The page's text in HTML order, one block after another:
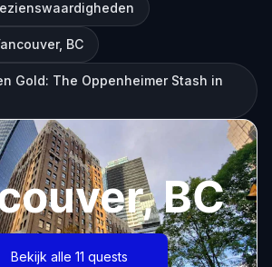
BC
Gold: The Oppenheimer Stash in
BC
Bekijk alle 11 quests